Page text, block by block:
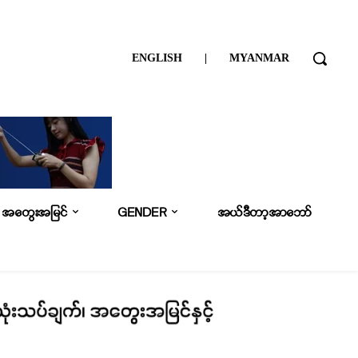
ENGLISH | MYANMAR
အတွေးအမြင် GENDER အယ်ဒီတာ့အာဘော်